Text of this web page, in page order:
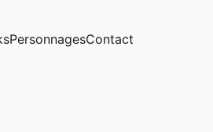
PersonnagesContact